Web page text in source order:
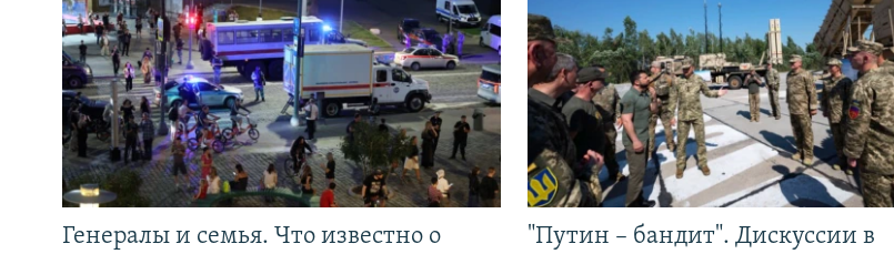
Генералы и семья. Что известно о
"Путин – бандит". Дискуссии в